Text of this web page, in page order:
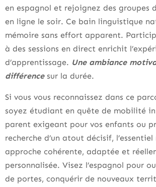
en espagnol et rejoignez des groupes
en ligne le soir. Ce bain linguistique
mémoire sans effort apparent.
à des sessions en direct enrichit
d’apprentissage. Une ambiance
différencesur la durée.
Si vous vous reconnaissez dans ce
soyez étudiant en quête de mobilité
parent exigeant pour vos enfants ou
recherche d’un atout décisif,
approche cohérente, adaptée et
personnalisée. Visez l’espagnol pour
de portes, conquérir de nouveaux